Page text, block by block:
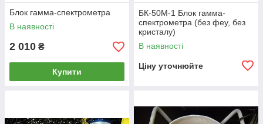
Блок гамма-спектрометра
В наявності
2 010 ₴
Купити
БК-50М-1 Блок гамма-
спектрометра (без феу, без
кристалу)
В наявності
Ціну уточнюйте